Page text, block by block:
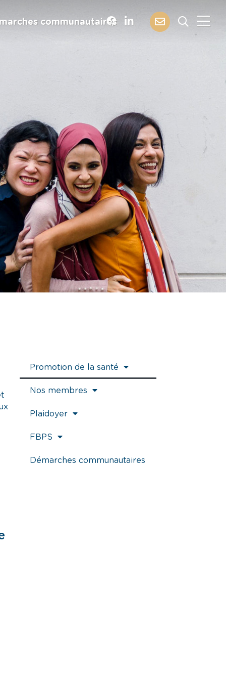
communautaires
Promotion de la santé
Nos membres
Plaidoyer
FBPS
Démarches communautaires